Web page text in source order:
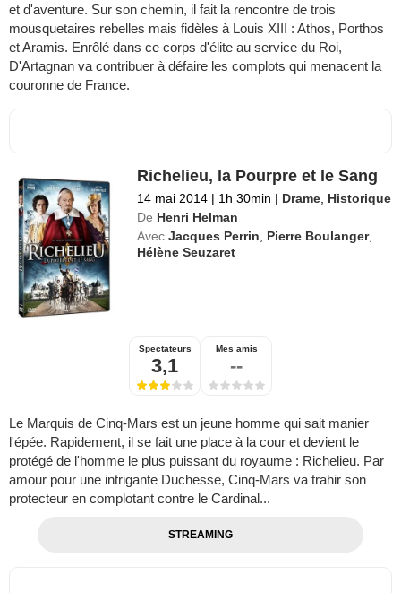
et d'aventure. Sur son chemin, il fait la rencontre de trois
mousquetaires rebelles mais fidèles à Louis XIII : Athos, Porthos
et Aramis. Enrôlé dans ce corps d'élite au service du Roi,
D'Artagnan va contribuer à défaire les complots qui menacent la
couronne de France.
Richelieu, la Pourpre et le Sang
14 mai 2014 | 1h 30min | Drame Historique
De Henri Helman
Avec Jacques Perrin Pierre Boulanger,
Hélène Seuzaret
Spectateurs
3,1
Mes amis
--
Le Marquis de Cinq-Mars est un jeune homme qui sait manier
l'épée. Rapidement, il se fait une place à la cour et devient le
protégé de l'homme le plus puissant du royaume : Richelieu. Par
amour pour une intrigante Duchesse, Cinq-Mars va trahir son
protecteur en complotant contre le Cardinal...
STREAMING